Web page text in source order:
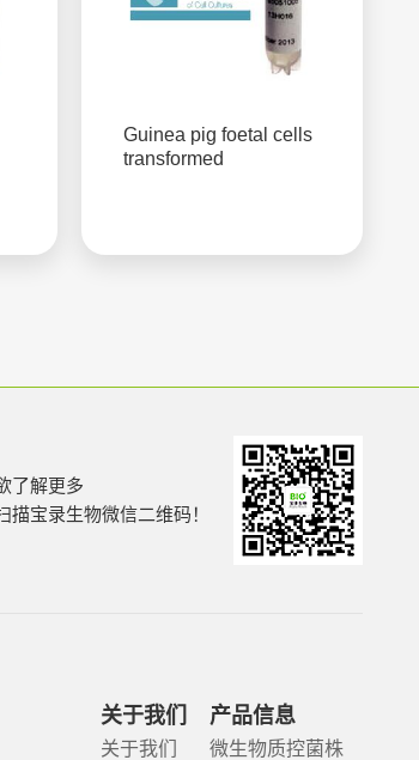
Guinea pig foetal cells
transformed
了解更多
描宝录生物微信二维码！
关于我们
关于我们
产品信息
微生物质控菌株